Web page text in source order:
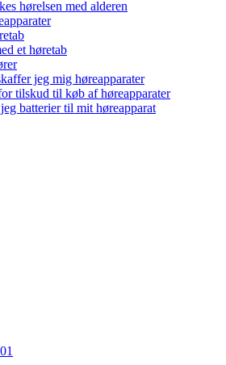
hørelsen med alderen
et høretab
jeg mig høreapparater
tilskud til køb af høreapparater
batterier til mit høreapparat